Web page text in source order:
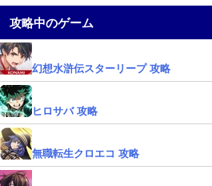
攻略中のゲーム
幻想水滸伝スターリープ 攻略
ヒロサバ 攻略
無職転生クロエコ 攻略